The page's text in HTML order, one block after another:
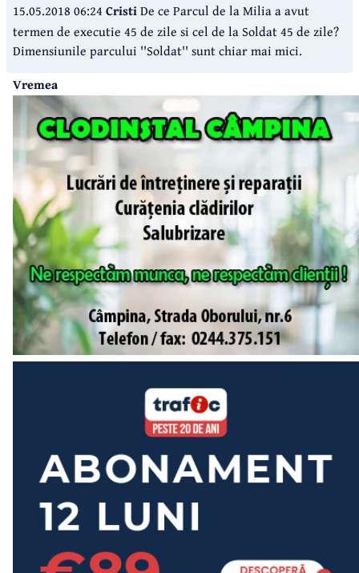
15.05.2018 06:24 CristiDe ce Parcul de la Milia a avut
termen de executie 45 de zile si cel de la Soldat 45 de zile?
Dimensiunile parcului ''Soldat'' sunt chiar mai mici.
Vremea